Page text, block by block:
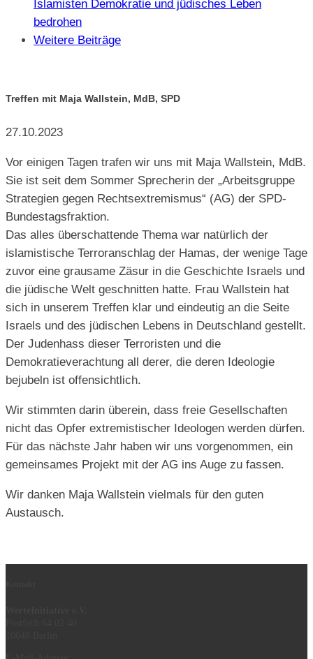
Islamisten Demokratie und jüdisches Leben
bedrohen
Weitere Beiträge
Treffen mit Maja Wallstein, MdB, SPD
27.10.2023
Vor einigen Tagen trafen wir uns mit Maja Wallstein, MdB.
Sie ist seit dem Sommer Sprecherin der „Arbeitsgruppe
Strategien gegen Rechtsextremismus“ (AG) der SPD-
Bundestagsfraktion.
Das alles überschattende Thema war natürlich der
islamistische Terroranschlag der Hamas, der wenige Tage
zuvor eine grausame Zäsur in die Geschichte Israels und
die jüdische Welt geschnitten hatte. Frau Wallstein hat
sich in unserem Treffen klar und eindeutig an die Seite
Israels und des jüdischen Lebens in Deutschland gestellt.
Der Judenhass dieser Terroristen und die
Demokratieverachtung all derer, die deren Ideologie
bejubeln ist offensichtlich.
Wir stimmten darin überein, dass freie Gesellschaften
nicht das Opfer extremistischer Ideologen werden dürfen.
Für das nächste Jahr haben wir uns vorgenommen, ein
gemeinsames Projekt mit der AG ins Auge zu fassen.
Wir danken Maja Wallstein vielmals für den guten
Austausch.